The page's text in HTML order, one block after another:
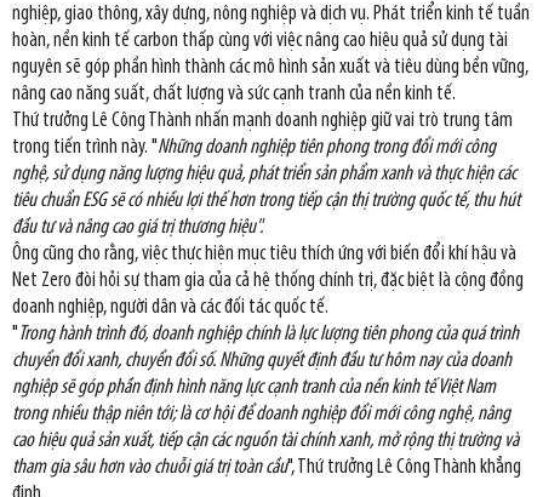
nghiệp, giao thông, xây dựng, nông nghiệp và dịch vụ. Phát triển kinh tế tuần
hoàn, nền kinh tế carbon thấp cùng với việc nâng cao hiệu quả sử dụng tài
nguyên sẽ góp phần hình thành các mô hình sản xuất và tiêu dùng bền vững,
nâng cao năng suất, chất lượng và sức cạnh tranh của nền kinh tế.
Thứ trưởng Lê Công Thành nhấn mạnh doanh nghiệp giữ vai trò trung tâm
trong tiến trình này. "Những doanh nghiệp tiên phong trong đổi mới công
nghệ, sử dụng năng lượng hiệu quả, phát triển sản phẩm xanh và thực hiện các
tiêu chuẩn ESG sẽ có nhiều lợi thế hơn trong tiếp cận thị trường quốc tế, thu hút
đầu tư và nâng cao giá trị thương hiệu".
Ông cũng cho rằng, việc thực hiện mục tiêu thích ứng với biến đổi khí hậu và
Net Zero đòi hỏi sự tham gia của cả hệ thống chính trị, đặc biệt là cộng đồng
doanh nghiệp, người dân và các đối tác quốc tế.
"Trong hành trình đó, doanh nghiệp chính là lực lượng tiên phong của quá trình
chuyển đổi xanh, chuyển đổi số. Những quyết định đầu tư hôm nay của doanh
nghiệp sẽ góp phần định hình năng lực cạnh tranh của nền kinh tế Việt Nam
trong nhiều thập niên tới; là cơ hội để doanh nghiệp đổi mới công nghệ, nâng
cao hiệu quả sản xuất, tiếp cận các nguồn tài chính xanh, mở rộng thị trường và
tham gia sâu hơn vào chuỗi giá trị toàn cầu", Thứ trưởng Lê Công Thành khẳng